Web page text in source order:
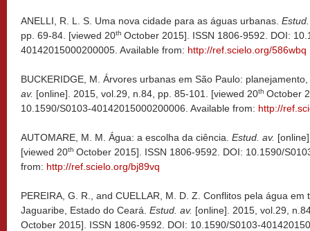
ANELLI, R. L. S. Uma nova cidade para as águas urbanas.
pp. 69-84. [viewed 20th October 2015]. ISSN 1806-9592. DOI:
40142015000200005. Available from: http://ref.scielo.org/586wbq
BUCKERIDGE, M. Árvores urbanas em São Paulo:
av. [online]. 2015, vol.29, n.84, pp. 85-101. [viewed 20th October
10.1590/S0103-40142015000200006. Available from: http://
AUTOMARE, M. M. Água: a escolha da ciência. Estud. av.
[viewed 20th October 2015]. ISSN 1806-9592. DOI: 10.1590/
from: http://ref.scielo.org/bj89vq
PEREIRA, G. R., and CUELLAR, M. D. Z. Conflitos pela água em
Jaguaribe, Estado do Ceará. Estud. av. [online]. 2015, vol.29,
October 2015]. ISSN 1806-9592. DOI: 10.1590/S0103-